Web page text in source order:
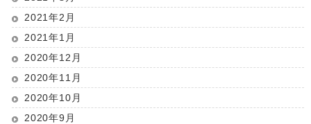
2021年2月
2021年1月
2020年12月
2020年11月
2020年10月
2020年9月